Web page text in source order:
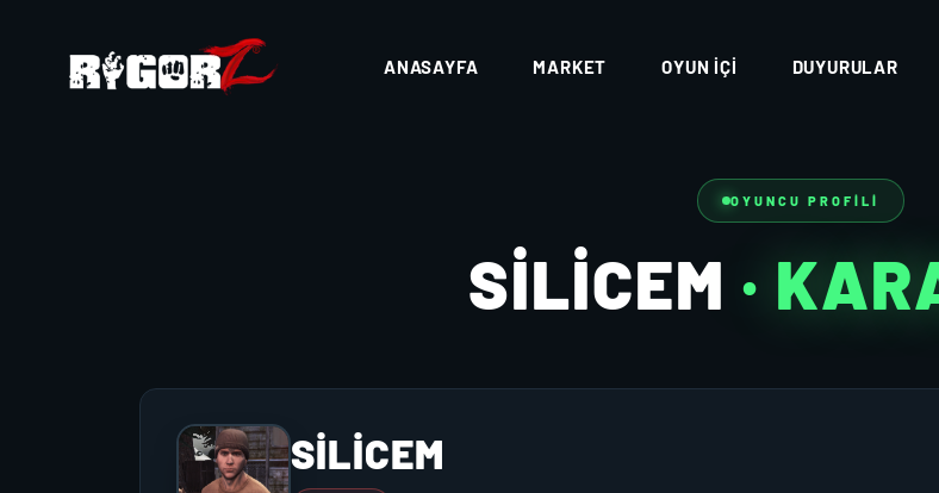
ANASAYFA MARKET OYUN İÇI DUYURULAR
OYUNCU PROFILI
SILICEM ·
SILICEM